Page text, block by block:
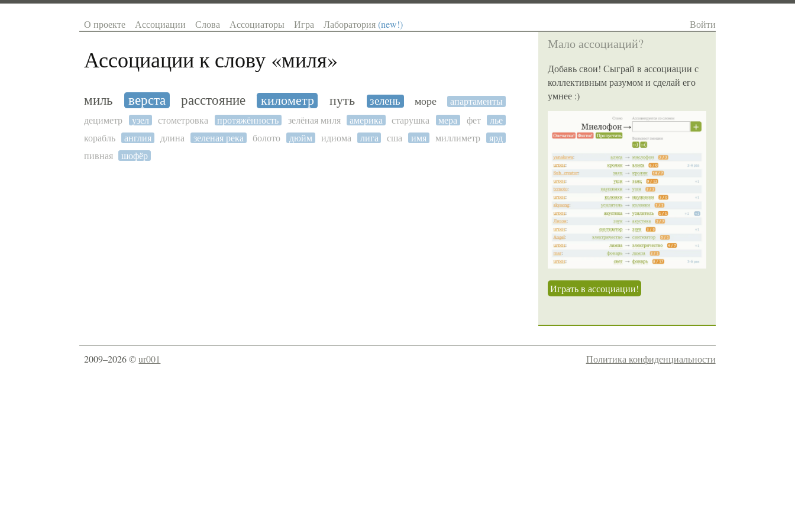
О проекте Ассоциации Слова Ассоциаторы Игра Лаборатория(new!) Войти
Ассоциации к слову «миля»
миль верста расстояние километр путь зелень море
апартаменты
дециметр
узел стометровка протяжённость зелёная миля америка старушка мера фет
лье
корабль
англия длина зеленая река болото дюйм идиома лига сша имя миллиметр
ярд
пивная
шофёр
Мало ассоциаций?
Добавь свои! Сыграй в ассоциации с
коллективным разумом и сделай его
умнее :)
Играть в ассоциации!
2009–2026 ©ur001 Политика конфиденциальности